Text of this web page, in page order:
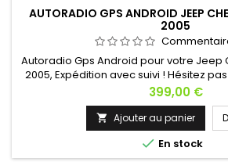
AUTORADIO GPS ANDROID JEEP
2005
Autoradio Gps Android pour votre Jeep
2005, Expédition avec suivi ! Hésitez
vous avez une question
Prix
399,00 €
 Ajouter au panier
 En stock